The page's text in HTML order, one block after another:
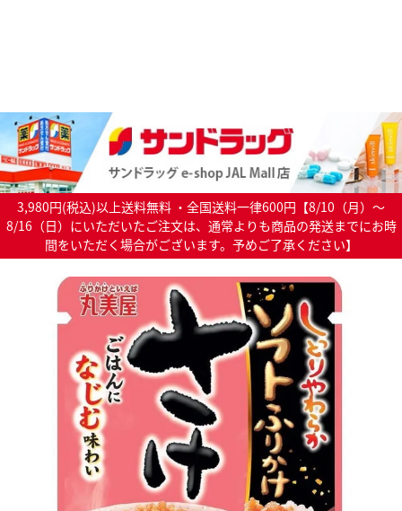
3,980円(税込)以上送料無料 ・全国送料一律600円【8/10（月）～
8/16（日）にいただいたご注文は、通常よりも商品の発送までにお時
間をいただく場合がございます。予めご了承ください】